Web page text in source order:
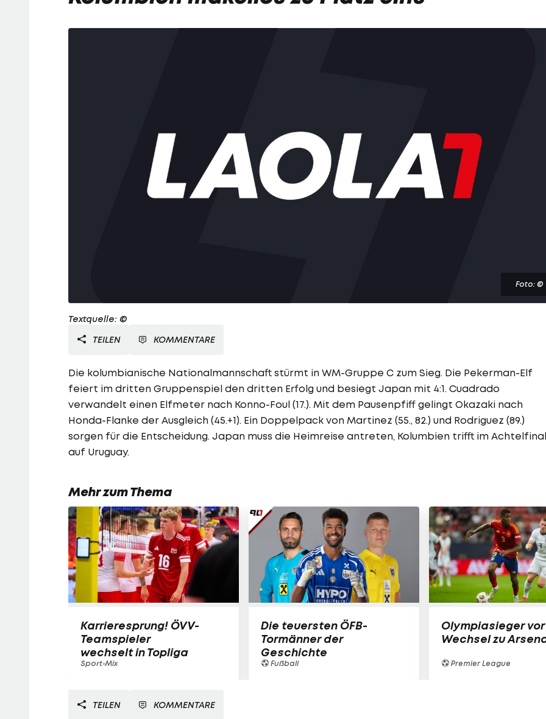
Foto: ©
Textquelle: ©
TEILEN
KOMMENTARE
Die kolumbianische Nationalmannschaft stürmt in WM-Gruppe C zum Sieg. Die Pekerman-Elf
feiert im dritten Gruppenspiel den dritten Erfolg und besiegt Japan mit 4:1. Cuadrado
verwandelt einen Elfmeter nach Konno-Foul (17.). Mit dem Pausenpfiff gelingt Okazaki nach
Honda-Flanke der Ausgleich (45.+1). Ein Doppelpack von Martinez (55., 82.) und Rodriguez (89.)
sorgen für die Entscheidung. Japan muss die Heimreise antreten, Kolumbien trifft im
auf Uruguay.
Mehr zum Thema
Karrieresprung! ÖVV-
Teamspieler
wechselt in Topliga
Sport-Mix
Die teuersten ÖFB-
Tormänner der
Geschichte
Fußball
Olympiasieger vor
Wechsel zu
Premier League
TEILEN KOMMENTARE